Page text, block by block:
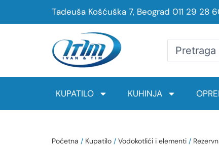
Tadeuša Košćuška 7, Beograd 011 29 28
KUPATILO KUHINJA
Početna / Kupatilo / Vodokotlići i elementi /